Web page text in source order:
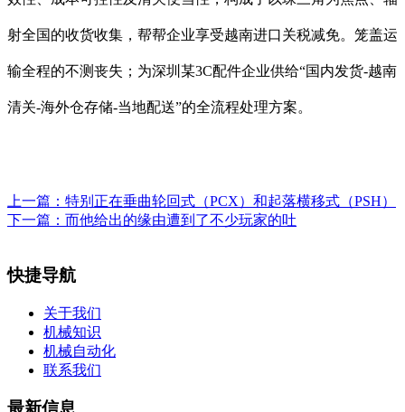
射全国的收货收集，帮帮企业享受越南进口关税减免。笼盖运
输全程的不测丧失；为深圳某3C配件企业供给“国内发货-越南
清关-海外仓存储-当地配送”的全流程处理方案。
上一篇： 特别正在垂曲轮回式（PCX）和起落横移式（PSH）
下一篇： 而他给出的缘由遭到了不少玩家的吐
快捷导航
关于我们
机械知识
机械自动化
联系我们